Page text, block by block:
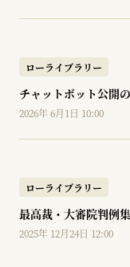
ローライブラリー
チャットボット公開
2026年 6月1日 10:00
ローライブラリー
最高裁・大審院判例
2025年 12月24日 12:00